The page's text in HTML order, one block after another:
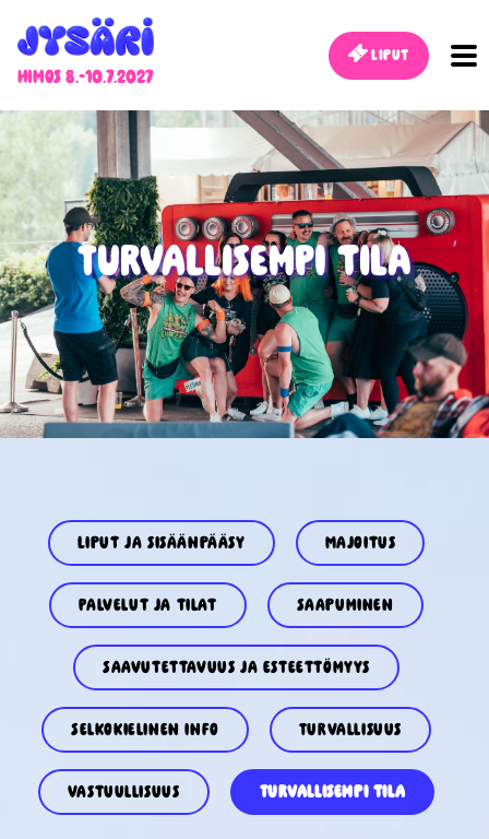
Himos 8.-10.7.2027
Liput
Turvallisempi tila
Liput ja sisäänpääsy Majoitus
Palvelut ja tilat Saapuminen
Saavutettavuus ja esteettömyys
Selkokielinen info Turvallisuus
Vastuullisuus Turvallisempi tila